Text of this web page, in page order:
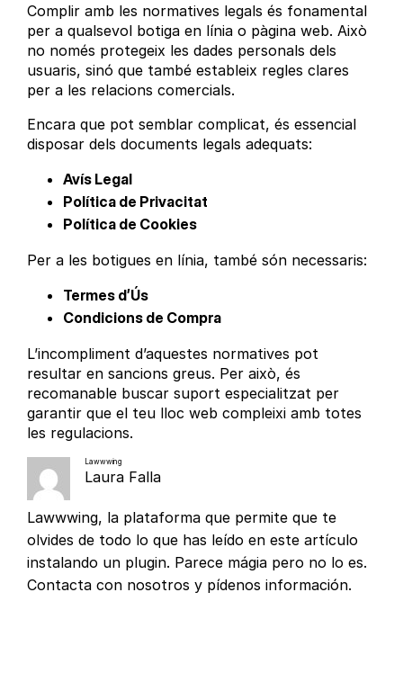
Complir amb les normatives legals és fonamental
per a qualsevol botiga en línia o pàgina web. Això
no només protegeix les dades personals dels
usuaris, sinó que també estableix regles clares
per a les relacions comercials.
Encara que pot semblar complicat, és essencial
disposar dels documents legals adequats:
Avís Legal
Política de Privacitat
Política de Cookies
Per a les botigues en línia, també són necessaris:
Termes d’Ús
Condicions de Compra
L’incompliment d’aquestes normatives pot
resultar en sancions greus. Per això, és
recomanable buscar suport especialitzat per
garantir que el teu lloc web compleixi amb totes
les regulacions.
Lawwwing
Laura Falla
Lawwwing, la plataforma que permite que te
olvides de todo lo que has leído en este artículo
instalando un plugin. Parece mágia pero no lo es.
Contacta con nosotros y pídenos información.